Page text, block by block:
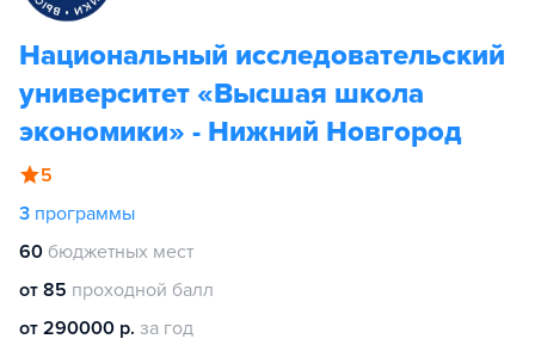
Национальный исследовательский
университет «Высшая школа
экономики» - Нижний Новгород
5
3 программы
60 бюджетных мест
от 85 проходной балл
от 290000 р. за год